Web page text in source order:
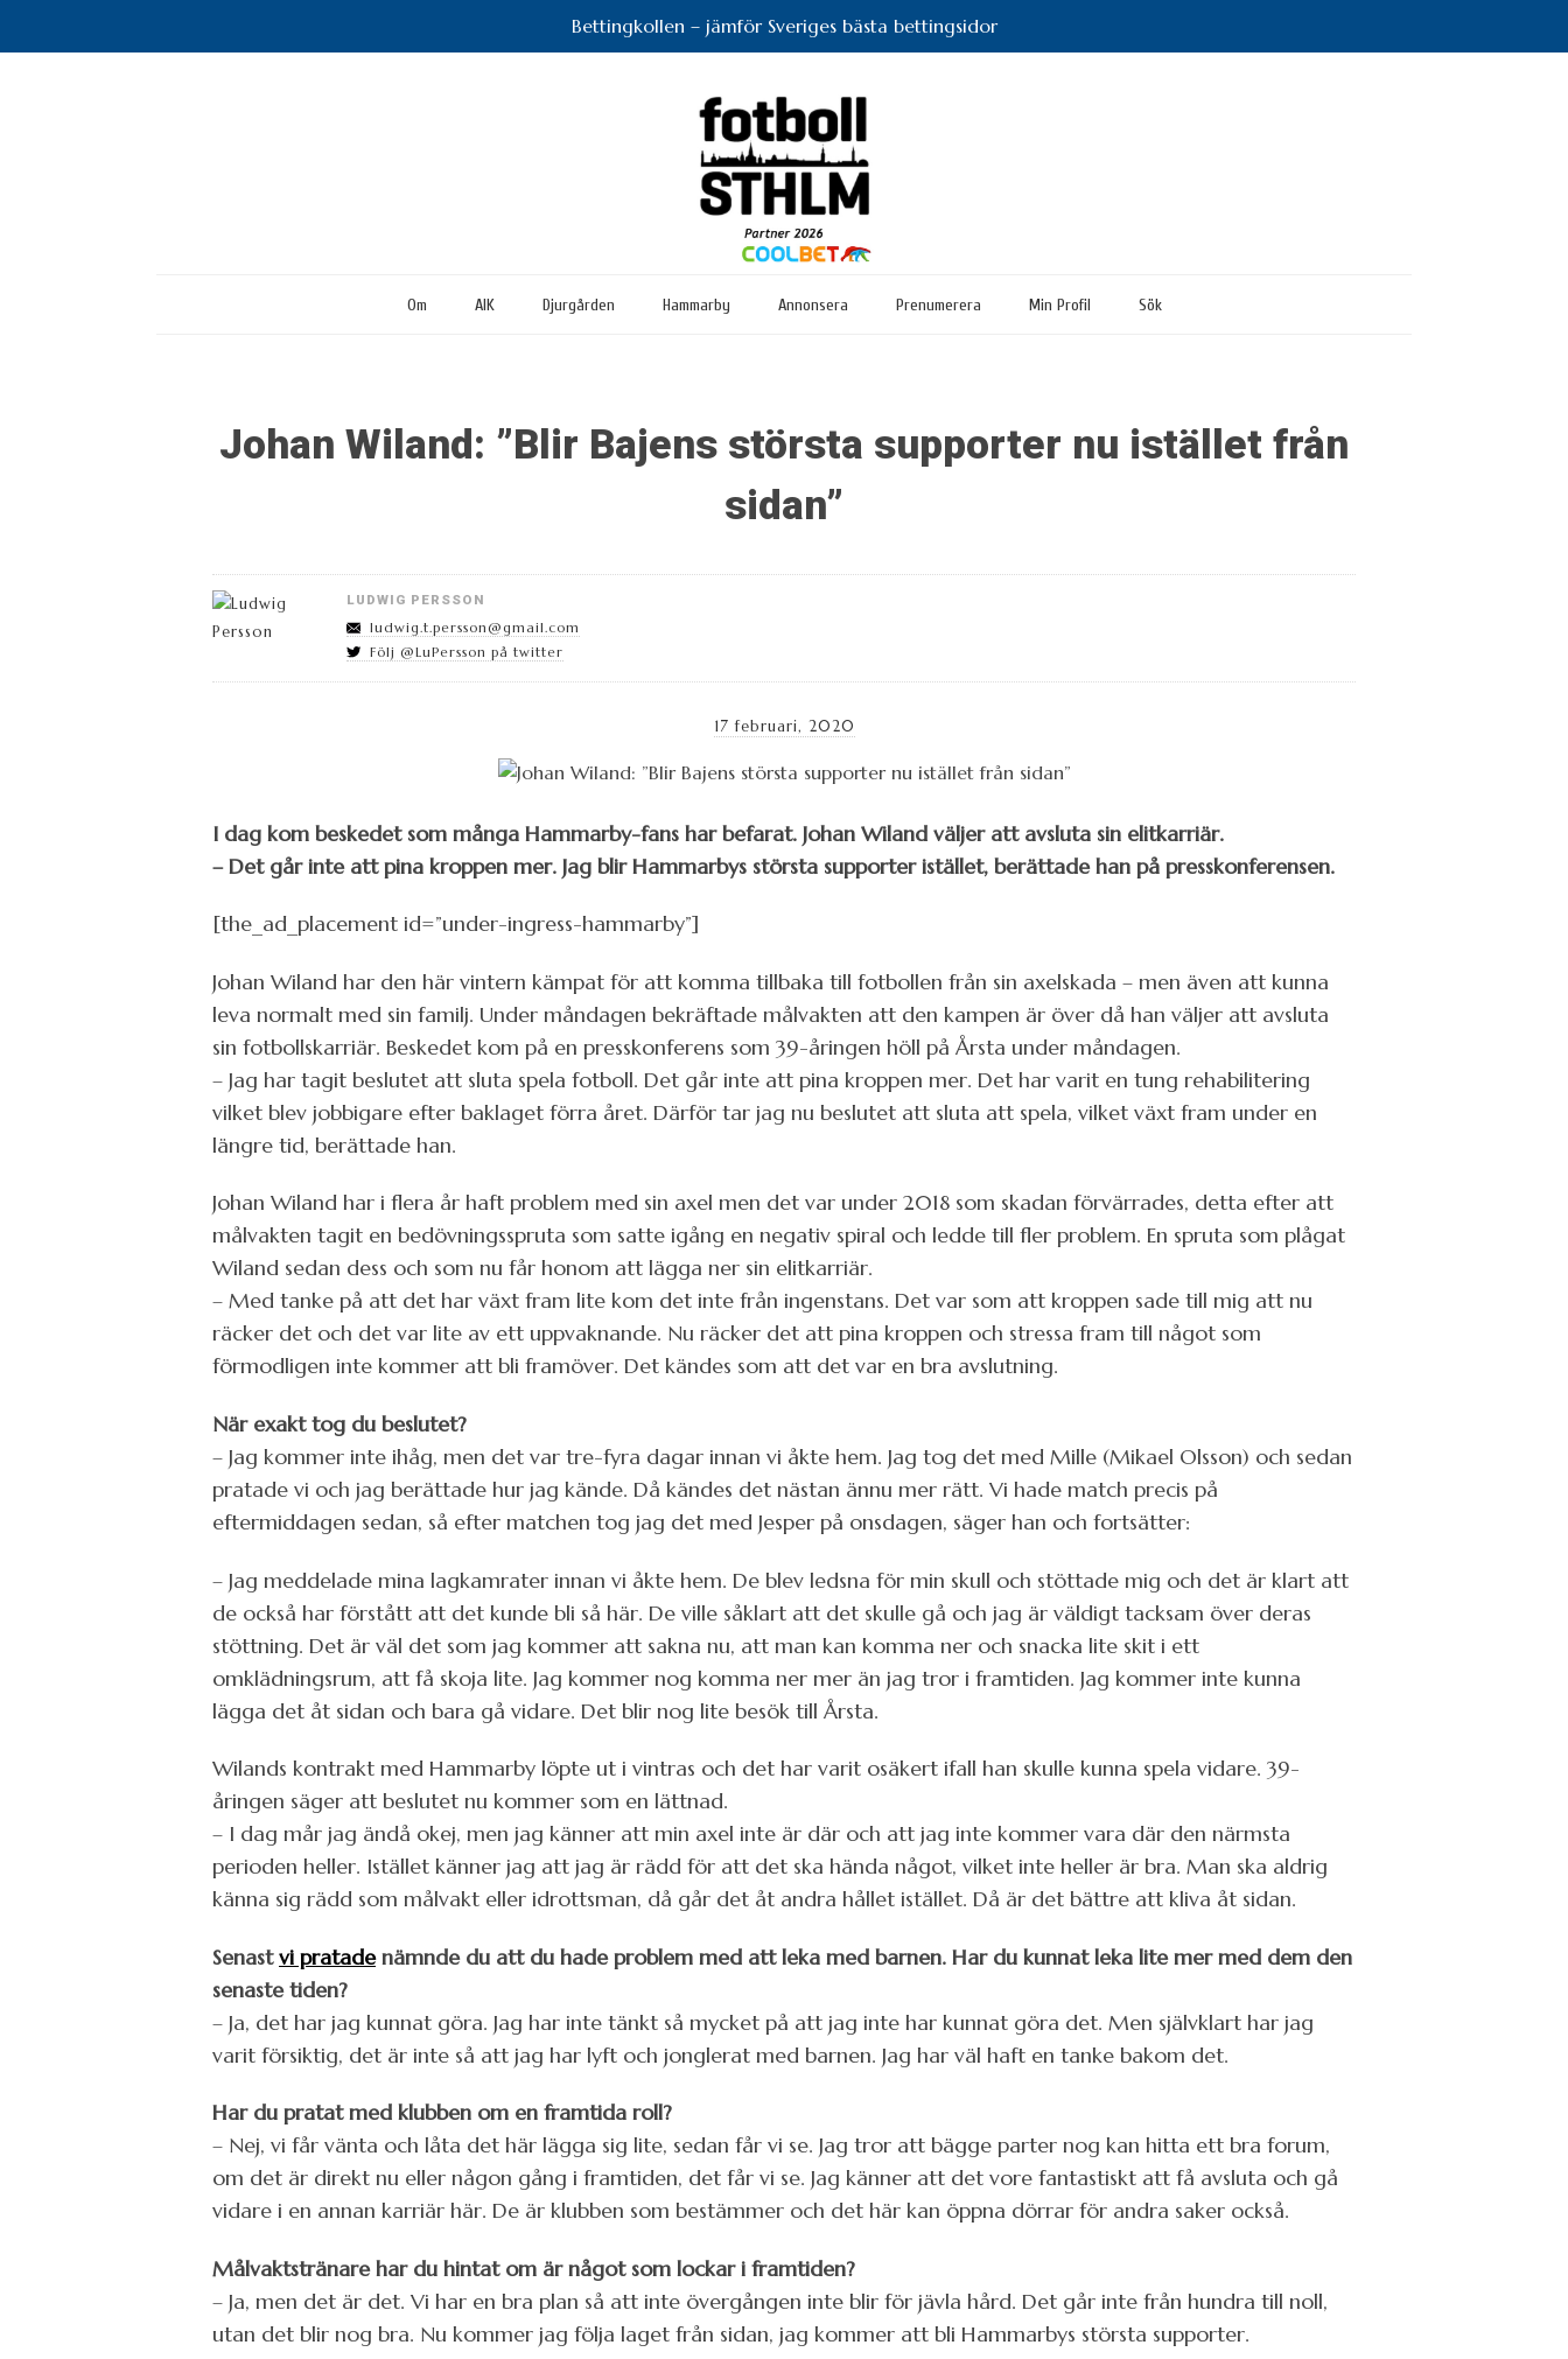
Bettingkollen – jämför Sveriges bästa bettingsidor
Om AIK Djurgården Hammarby Annonsera Prenumerera Min Profil Sök
Johan Wiland: ”Blir Bajens största supporter nu istället från
sidan”
LUDWIG PERSSON
ludwig.t.persson@gmail.com
Följ @LuPersson på twitter
17 februari, 2020
I dag kom beskedet som många Hammarby-fans har befarat. Johan Wiland väljer att avsluta sin elitkarriär.
– Det går inte att pina kroppen mer. Jag blir Hammarbys största supporter istället, berättade han på presskonferensen.
[the_ad_placement id=”under-ingress-hammarby”]
Johan Wiland har den här vintern kämpat för att komma tillbaka till fotbollen från sin axelskada – men även att kunna
leva normalt med sin familj. Under måndagen bekräftade målvakten att den kampen är över då han väljer att avsluta
sin fotbollskarriär. Beskedet kom på en presskonferens som 39-åringen höll på Årsta under måndagen.
– Jag har tagit beslutet att sluta spela fotboll. Det går inte att pina kroppen mer. Det har varit en tung rehabilitering
vilket blev jobbigare efter baklaget förra året. Därför tar jag nu beslutet att sluta att spela, vilket växt fram under en
längre tid, berättade han.
Johan Wiland har i flera år haft problem med sin axel men det var under 2018 som skadan förvärrades, detta efter att
målvakten tagit en bedövningsspruta som satte igång en negativ spiral och ledde till fler problem. En spruta som plågat
Wiland sedan dess och som nu får honom att lägga ner sin elitkarriär.
– Med tanke på att det har växt fram lite kom det inte från ingenstans. Det var som att kroppen sade till mig att nu
räcker det och det var lite av ett uppvaknande. Nu räcker det att pina kroppen och stressa fram till något som
förmodligen inte kommer att bli framöver. Det kändes som att det var en bra avslutning.
När exakt tog du beslutet?
– Jag kommer inte ihåg, men det var tre-fyra dagar innan vi åkte hem. Jag tog det med Mille (Mikael Olsson) och sedan
pratade vi och jag berättade hur jag kände. Då kändes det nästan ännu mer rätt. Vi hade match precis på
eftermiddagen sedan, så efter matchen tog jag det med Jesper på onsdagen, säger han och fortsätter:
– Jag meddelade mina lagkamrater innan vi åkte hem. De blev ledsna för min skull och stöttade mig och det är klart att
de också har förstått att det kunde bli så här. De ville såklart att det skulle gå och jag är väldigt tacksam över deras
stöttning. Det är väl det som jag kommer att sakna nu, att man kan komma ner och snacka lite skit i ett
omklädningsrum, att få skoja lite. Jag kommer nog komma ner mer än jag tror i framtiden. Jag kommer inte kunna
lägga det åt sidan och bara gå vidare. Det blir nog lite besök till Årsta.
Wilands kontrakt med Hammarby löpte ut i vintras och det har varit osäkert ifall han skulle kunna spela vidare. 39-
åringen säger att beslutet nu kommer som en lättnad.
– I dag mår jag ändå okej, men jag känner att min axel inte är där och att jag inte kommer vara där den närmsta
perioden heller. Istället känner jag att jag är rädd för att det ska hända något, vilket inte heller är bra. Man ska aldrig
känna sig rädd som målvakt eller idrottsman, då går det åt andra hållet istället. Då är det bättre att kliva åt sidan.
Senastvi pratadenämnde du att du hade problem med att leka med barnen. Har du kunnat leka lite mer med dem den
senaste tiden?
– Ja, det har jag kunnat göra. Jag har inte tänkt så mycket på att jag inte har kunnat göra det. Men självklart har jag
varit försiktig, det är inte så att jag har lyft och jonglerat med barnen. Jag har väl haft en tanke bakom det.
Har du pratat med klubben om en framtida roll?
– Nej, vi får vänta och låta det här lägga sig lite, sedan får vi se. Jag tror att bägge parter nog kan hitta ett bra forum,
om det är direkt nu eller någon gång i framtiden, det får vi se. Jag känner att det vore fantastiskt att få avsluta och gå
vidare i en annan karriär här. De är klubben som bestämmer och det här kan öppna dörrar för andra saker också.
Målvaktstränare har du hintat om är något som lockar i framtiden?
– Ja, men det är det. Vi har en bra plan så att inte övergången inte blir för jävla hård. Det går inte från hundra till noll,
utan det blir nog bra. Nu kommer jag följa laget från sidan, jag kommer att bli Hammarbys största supporter.